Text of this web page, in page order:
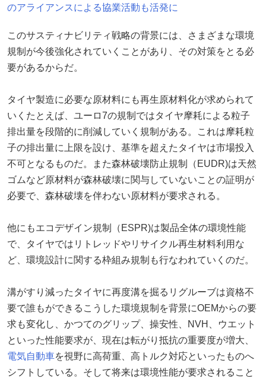
のアライアンスによる協業活動も活発に
このサスティナビリティ戦略の背景には、さまざまな環境
規制が今後強化されていくことがあり、その対策をとる必
要があるからだ。
タイヤ製造に必要な原材料にも再生原材料化が求められて
いくたとえば、ユーロ7の規制ではタイヤ摩耗による粒子
排出量を段階的に削減していく規制がある。これは摩耗粒
子の排出量に上限を設け、基準を超えたタイヤは市場投入
不可となるものだ。また森林破壊防止規制（EUDR)は天然
ゴムなど原材料が森林破壊に関与していないことの証明が
必要で、森林破壊を伴わない原材料が要求される。
他にもエコデザイン規制（ESPR)は製品全体の環境性能
で、タイヤではリトレッドやリサイクル再生材料利用な
ど、環境設計に関する枠組み規制も行なわれていくのだ。
溝がすり減ったタイヤに再度溝を掘るリグルーブは資格不
要で誰もができるこうした環境規制を背景にOEMからの要
求も変化し、かつてのグリップ、操安性、NVH、ウエット
といった性能要求が、現在は転がり抵抗の重要度が増大、
電気自動車を視野に高荷重、高トルク対応といったものへ
シフトしている。そして将来は環境性能が要求されること